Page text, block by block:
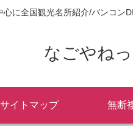
心に全国観光名所紹介/バンコン
なごやね
サイトマップ 無断